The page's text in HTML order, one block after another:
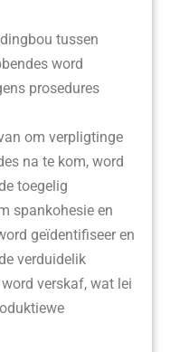
tussen
word
prosedures
om verpligtinge
na te kom, word
toegelig
spankohesie en
geïdentifiseer en
verduidelik
verskaf, wat lei